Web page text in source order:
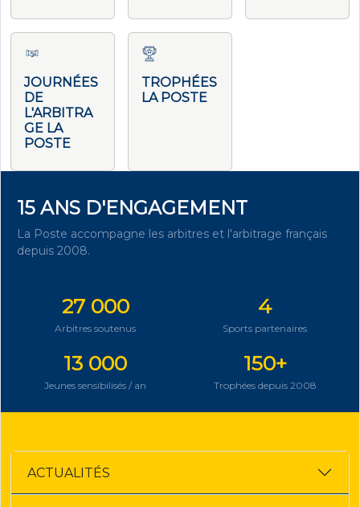
JOURNÉES
DE
L'ARBITRA
GE LA
POSTE
TROPHÉES
LA POSTE
15 ANS D'ENGAGEMENT
La Poste accompagne les arbitres et l'arbitrage français
depuis 2008.
27 000
Arbitres soutenus
4
Sports partenaires
13 000
Jeunes sensibilisés / an
150+
Trophées depuis 2008
ACTUALITÉS